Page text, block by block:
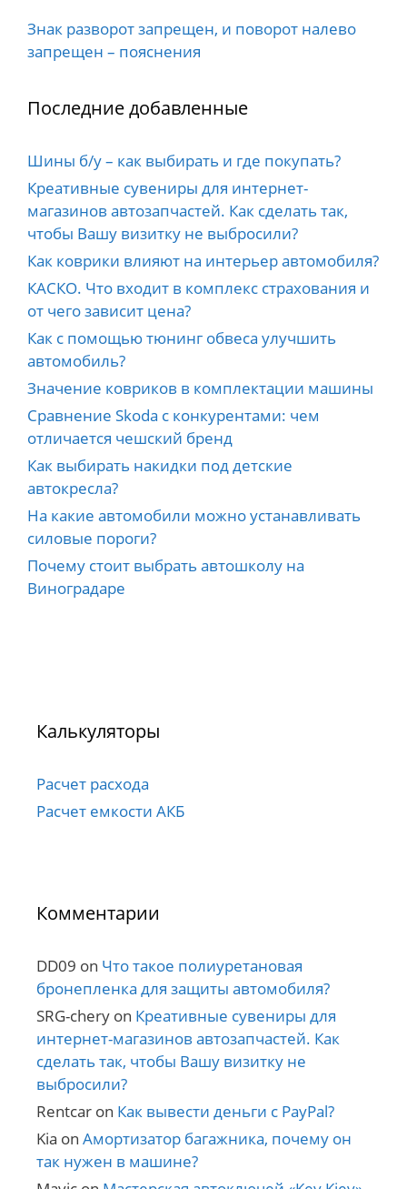
Знак разворот запрещен, и поворот налево
запрещен – пояснения
Последние добавленные
Шины б/у – как выбирать и где покупать?
Креативные сувениры для интернет-
магазинов автозапчастей. Как сделать так,
чтобы Вашу визитку не выбросили?
Как коврики влияют на интерьер автомобиля?
КАСКО. Что входит в комплекс страхования и
от чего зависит цена?
Как с помощью тюнинг обвеса улучшить
автомобиль?
Значение ковриков в комплектации машины
Сравнение Skoda с конкурентами: чем
отличается чешский бренд
Как выбирать накидки под детские
автокресла?
На какие автомобили можно устанавливать
силовые пороги?
Почему стоит выбрать автошколу на
Виноградаре
Калькуляторы
Расчет расхода
Расчет емкости АКБ
Комментарии
DD09 on Что такое полиуретановая
бронепленка для защиты автомобиля?
SRG-chery on Креативные сувениры для
интернет-магазинов автозапчастей. Как
сделать так, чтобы Вашу визитку не
выбросили?
Rentcar on Как вывести деньги с PayPal?
Kia on Амортизатор багажника, почему он
так нужен в машине?